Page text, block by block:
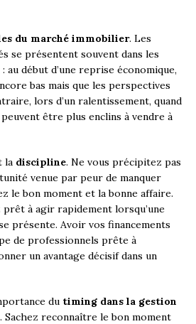
du marché immobilier. Les
se présentent souvent dans les
début d’une reprise économique,
bas mais que les perspectives
lors d’un ralentissement, quand
être plus enclins à vendre à
la discipline. Ne vous précipitez pas
venue par peur de manquer
le bon moment et la bonne affaire.
prêt à agir rapidement lorsqu’une
présente. Avoir vos financements
de professionnels prête à
un avantage décisif dans un
du timing dans la gestion
. Sachez reconnaître le bon moment